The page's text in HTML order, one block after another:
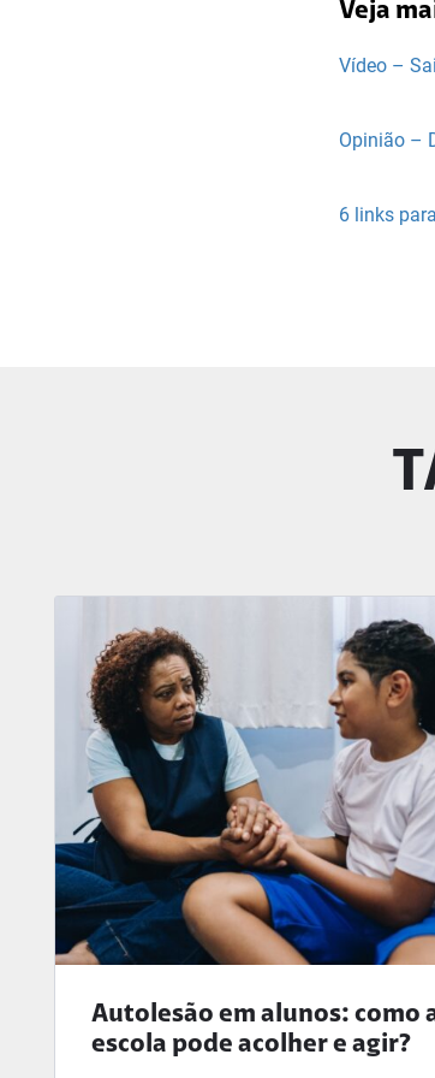
Veja
Vídeo –
Opinião –
6 links
Autolesão em alunos: como
escola pode acolher e agir?